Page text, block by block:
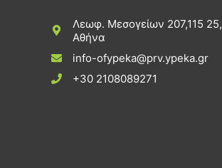
Λεωφ. Μεσογείων 207,115 25,
Αθήνα
info-ofypeka@prv.ypeka.gr
+30 2108089271